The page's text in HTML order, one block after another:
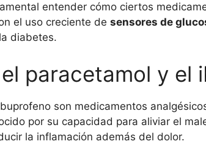
entender cómo ciertos
el uso creciente de sensores de
diabetes.
paracetamol y el
son medicamentos
por su capacidad para aliviar el
la inflamación además del dolor.